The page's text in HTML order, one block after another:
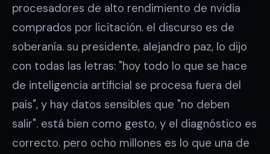
procesadores de alto rendimiento de nvidia
comprados por licitación. el discurso es de
soberanía. su presidente, alejandro paz, lo dijo
con todas las letras: "hoy todo lo que se hace
de inteligencia artificial se procesa fuera del
país", y hay datos sensibles que "no deben
salir". está bien como gesto, y el diagnóstico es
correcto. pero ocho millones es lo que una de